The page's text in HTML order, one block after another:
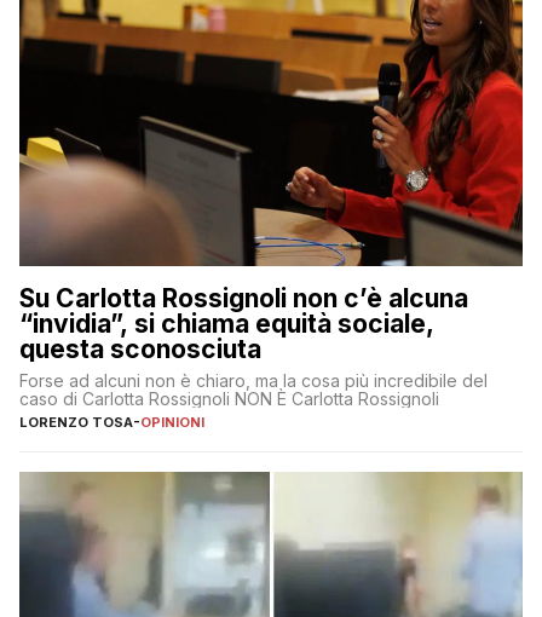
Su Carlotta Rossignoli non c’è alcuna
“invidia”, si chiama equità sociale,
questa sconosciuta
Forse ad alcuni non è chiaro, ma la cosa più incredibile del
caso di Carlotta Rossignoli NON È Carlotta Rossignoli
LORENZO TOSA-OPINIONI